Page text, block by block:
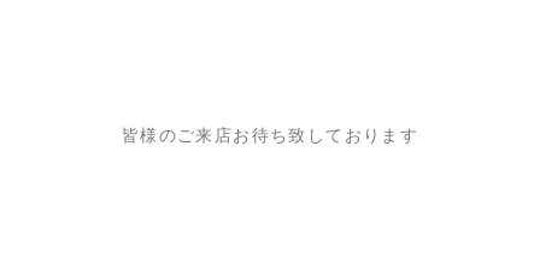
皆様のご来店お待ち致しております